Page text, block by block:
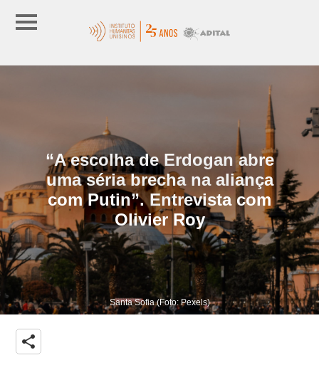
“A escolha de Erdogan abre
uma séria brecha na aliança
com Putin”. Entrevista com
Olivier Roy
Santa Sofia (Foto: Pexels)
share